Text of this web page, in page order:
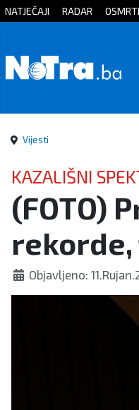
Početna
Sport
Kultura
Crna
kronika
Politika
Zanimljivosti
NATJEČAJI RADAR
Vijesti
KAZALIŠNI
(FOTO)
Objavljeno: